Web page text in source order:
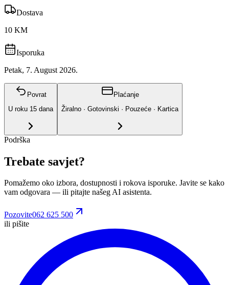
Dostava
10 KM
Isporuka
Petak, 7. August 2026.
Povrat
U roku 15 dana
Plaćanje
Žiralno · Gotovinski · Pouzeće · Kartica
Podrška
Trebate savjet?
Pomažemo oko izbora, dostupnosti i rokova isporuke. Javite se kako
vam odgovara — ili pitajte našeg AI asistenta.
Pozovite062 625 500
ili pišite